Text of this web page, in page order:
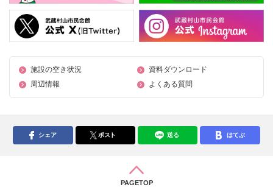
施設の空き状況
資料ダウンロード
周辺情報
よくある質問
シェア ポスト 送る はてぶ
PAGETOP